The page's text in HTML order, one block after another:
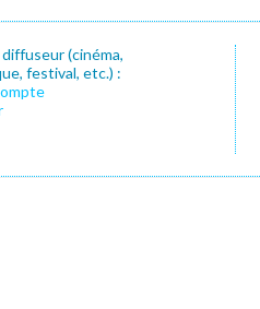
(cinéma,
festival, etc.) :